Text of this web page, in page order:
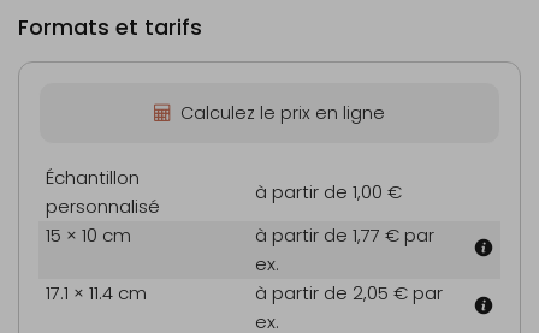
Formats et tarifs
Calculez le prix en ligne
Échantillon
personnalisé
à partir de 1,00 €
15 × 10 cm
à partir de 1,77 € par
ex.
17.1 × 11.4 cm
à partir de 2,05 € par
ex.